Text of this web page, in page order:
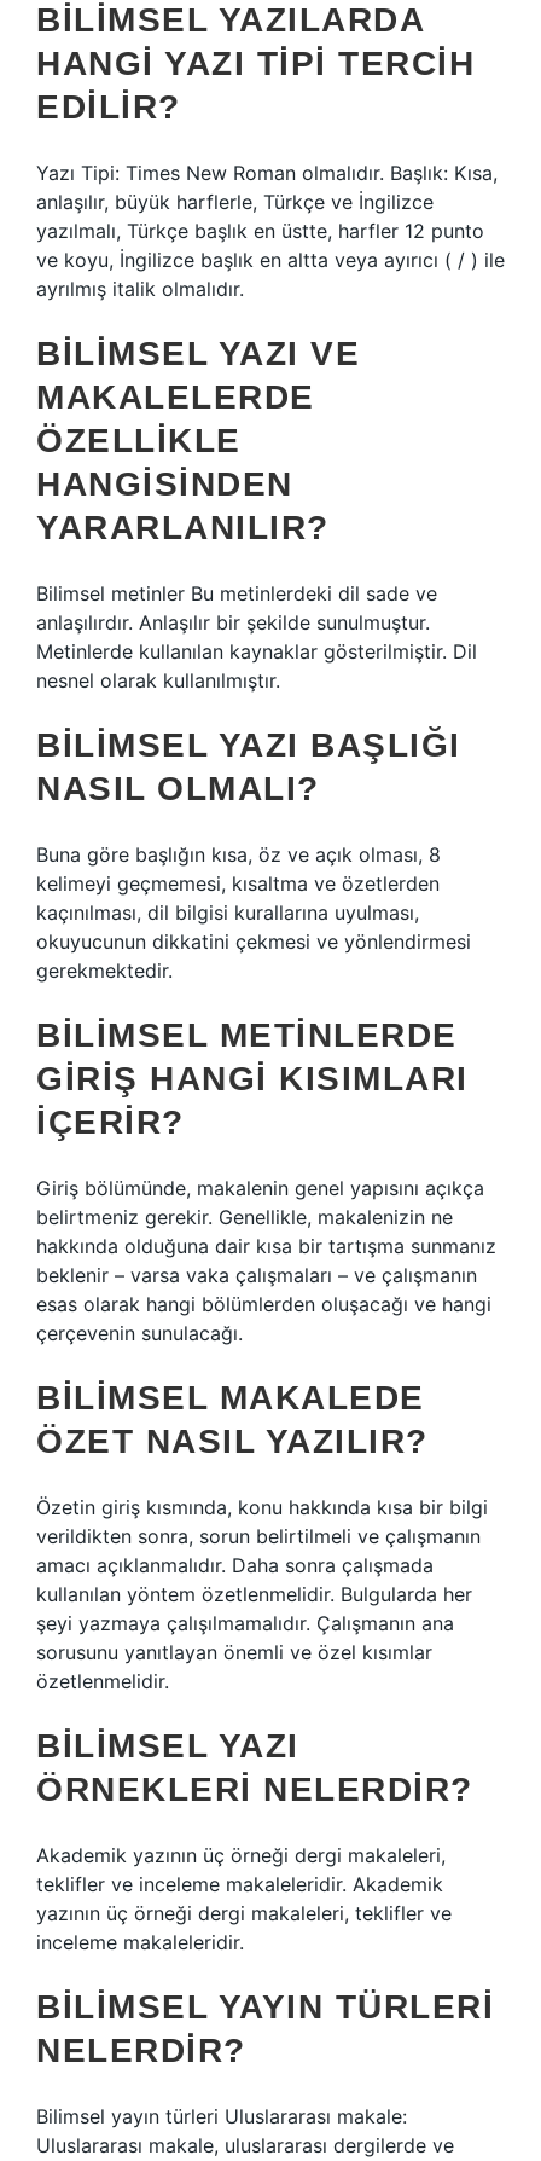
BILIMSEL YAZILARDA
HANGI YAZI TIPI TERCIH
EDILIR?
Yazı Tipi: Times New Roman olmalıdır. Başlık: Kısa,
anlaşılır, büyük harflerle, Türkçe ve İngilizce
yazılmalı, Türkçe başlık en üstte, harfler 12 punto
ve koyu, İngilizce başlık en altta veya ayırıcı ( / ) ile
ayrılmış italik olmalıdır.
BILIMSEL YAZI VE
MAKALELERDE
ÖZELLIKLE
HANGISINDEN
YARARLANILIR?
Bilimsel metinler Bu metinlerdeki dil sade ve
anlaşılırdır. Anlaşılır bir şekilde sunulmuştur.
Metinlerde kullanılan kaynaklar gösterilmiştir. Dil
nesnel olarak kullanılmıştır.
BILIMSEL YAZI BAŞLIĞI
NASIL OLMALI?
Buna göre başlığın kısa, öz ve açık olması, 8
kelimeyi geçmemesi, kısaltma ve özetlerden
kaçınılması, dil bilgisi kurallarına uyulması,
okuyucunun dikkatini çekmesi ve yönlendirmesi
gerekmektedir.
BILIMSEL METINLERDE
GIRIŞ HANGI KISIMLARI
IÇERIR?
Giriş bölümünde, makalenin genel yapısını açıkça
belirtmeniz gerekir. Genellikle, makalenizin ne
hakkında olduğuna dair kısa bir tartışma sunmanız
beklenir – varsa vaka çalışmaları – ve çalışmanın
esas olarak hangi bölümlerden oluşacağı ve hangi
çerçevenin sunulacağı.
BILIMSEL MAKALEDE
ÖZET NASIL YAZILIR?
Özetin giriş kısmında, konu hakkında kısa bir bilgi
verildikten sonra, sorun belirtilmeli ve çalışmanın
amacı açıklanmalıdır. Daha sonra çalışmada
kullanılan yöntem özetlenmelidir. Bulgularda her
şeyi yazmaya çalışılmamalıdır. Çalışmanın ana
sorusunu yanıtlayan önemli ve özel kısımlar
özetlenmelidir.
BILIMSEL YAZI
ÖRNEKLERI NELERDIR?
Akademik yazının üç örneği dergi makaleleri,
teklifler ve inceleme makaleleridir. Akademik
yazının üç örneği dergi makaleleri, teklifler ve
inceleme makaleleridir.
BILIMSEL YAYIN TÜRLERI
NELERDIR?
Bilimsel yayın türleri Uluslararası makale:
Uluslararası makale, uluslararası dergilerde ve